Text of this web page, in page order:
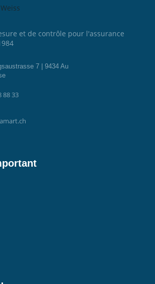
et de contrôle pour l'assurance
7 | 9434 Au
88 33